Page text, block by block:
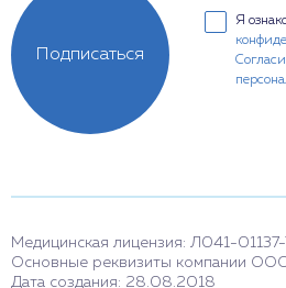
Я
Подписаться
Медицинская лицензия: Л041-
Основные реквизиты компании
Дата создания: 28.08.2018